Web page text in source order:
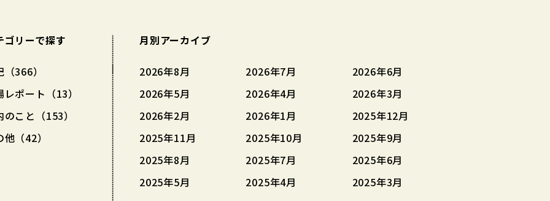
ゴリーで探す
366）
レポート（13）
のこと（153）
（42）
月別アーカイブ
2026年8月 2026年7月
2026年6月
2026年5月
2026年4月
2026年3月
2026年2月
2026年1月
2025年12月
2025年11月
2025年10月
2025年9月
2025年8月
2025年7月
2025年6月
2025年5月
2025年4月 2025年3月